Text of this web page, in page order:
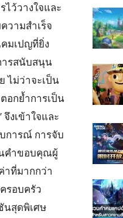
ว้วางใจและ
วามสำเร็จ
มเปญที่ยิ่ง
ารสนับสนุน
ไม่ว่าจะเป็น
อกย้ำการเป็น
งเข้าใจและ
การณ์ การจับ
คำขอบคุณผู้
าที่มากกว่า
รอบครัว
นสุดพิเศษ